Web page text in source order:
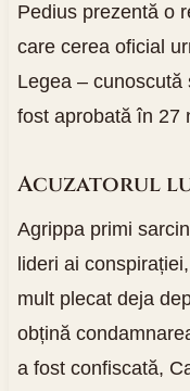
Pedius prezentă o
care cerea oficial
Legea –
fost aprobată în 27
Acuzatorul
Agrippa primi
lideri ai
mult plecat deja
obțină
a fost confiscată,